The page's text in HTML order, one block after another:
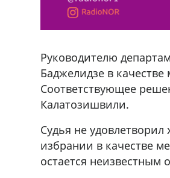
Руководителю
Баджелидзе в
Соответствующее
Калатозишвили.
Судья не
избрании в качестве
остается неизвестным